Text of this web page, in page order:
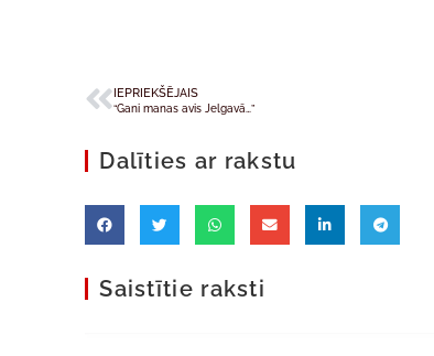
IEPRIEKŠĒJAIS
“Gani manas avis Jelgavā…”
Dalīties ar rakstu
Saistītie raksti